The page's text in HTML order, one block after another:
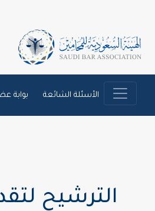
الأسئلة الشائعة بوابة
الترشيح